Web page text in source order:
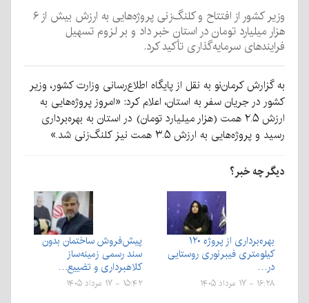
وزیر کشور از افتتاح و کلنگ‌زنی پروژه‌هایی به ارزش بیش از ۶
هزار میلیارد تومان در استان خبر داد و بر لزوم تسهیل
فرایندهای سرمایه‌گذاری تأکید کرد.
به گزارش کرمان‌نو به نقل از پایگاه اطلاع‌رسانی وزارت کشور، وزیر
کشور در جریان سفر به استان، اعلام کرد: «امروز پروژه‌هایی به
ارزش ۲.۵ همت (هزار میلیارد تومان) در استان به بهره‌برداری
رسید و پروژه‌هایی به ارزش ۳.۵ همت نیز کلنگ‌زنی شد.»
دیگر چه خبر؟
بهره‌برداری از پروژه ۱۲۰
کیلومتری فیبرنوری روستایی
در…
۱۶:۲۸ - ۱۷ مرداد ۱۴۰۵
پیش‌فروش ساختمان بدون
سند رسمی زمینه‌ساز
کلاهبرداری و تضییع…
۱۵:۴۲ - ۱۷ مرداد ۱۴۰۵